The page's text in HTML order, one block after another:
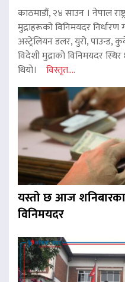
काठमाडौं, २४ साउन । नेपाल
मुद्राहरूको विनिमयदर
अस्ट्रेलियन डलर, युरो, पाउन्ड,
विदेशी मुद्राको विनिमयदर
थियो। विस्तृत....
यस्तो छ आज शनिबारका
विनिमयदर